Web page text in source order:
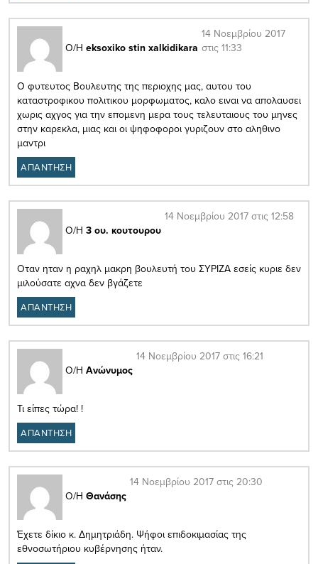
Ο/Η eksoxiko stin xalkidikara
14 Νοεμβρίου 2017
στις 11:33
Ο φυτευτος Βουλευτης της περιοχης μας, αυτου του
καταστροφικου πολιτικου μορφωματος, καλο ειναι να απολαυσει
χωρις αχγος για την επομενη μερα τους τελευταιους του μηνες
στην καρεκλα, μιας και οι ψηφοφοροι γυριζουν στο αληθινο
μαντρι
ΑΠΑΝΤΗΣΗ
Ο/Η 3 ου. κουτουρου
14 Νοεμβρίου 2017 στις 12:58
Οταν ηταν η ραχηλ μακρη βουλευτή του ΣΥΡΙΖΑ εσείς κυριε δεν
μιλούσατε αχνα δεν βγάζετε
ΑΠΑΝΤΗΣΗ
Ο/Η Ανώνυμος
14 Νοεμβρίου 2017 στις 16:21
Τι είπες τώρα! !
ΑΠΑΝΤΗΣΗ
Ο/Η Θανάσης
14 Νοεμβρίου 2017 στις 20:30
Έχετε δίκιο κ. Δημητριάδη. Ψήφοι επιδοκιμασίας της
εθνοσωτήριου κυβέρνησης ήταν.